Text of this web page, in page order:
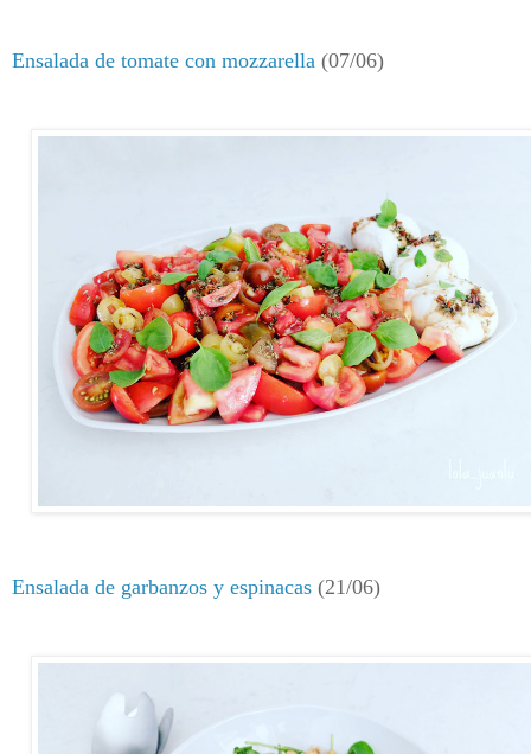
Ensalada de tomate con mozzarella (07/06)
Ensalada de garbanzos y espinacas (21/06)